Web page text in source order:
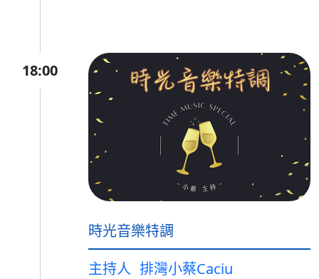
18:00
時光音樂特調
主持人 排灣小蔡Caciu